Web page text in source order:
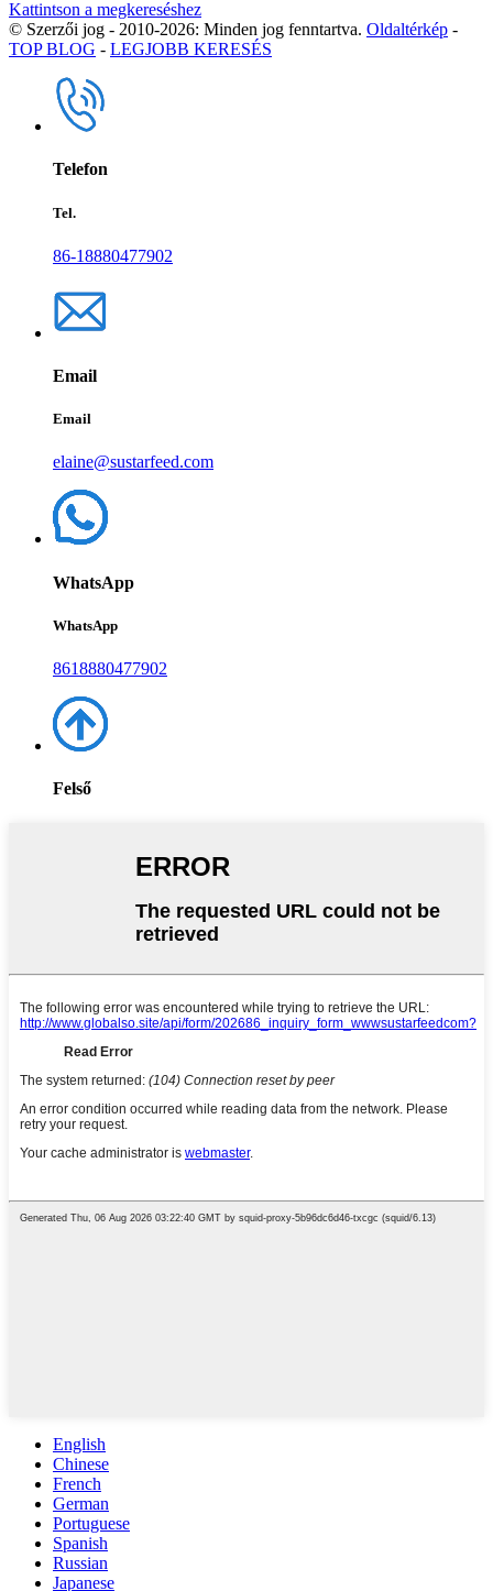
Kattintson a megkereséshez
© Szerzői jog - 2010-2026: Minden jog fenntartva. Oldaltérkép -
TOP BLOG - LEGJOBB KERESÉS
Telefon
Tel.
86-18880477902
Email
Email
elaine@sustarfeed.com
WhatsApp
WhatsApp
8618880477902
Felső
English
Chinese
French
German
Portuguese
Spanish
Russian
Japanese